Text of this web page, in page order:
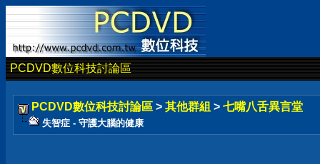
PCDVD數位科技討論區
PCDVD數位科技討論區 > 其他群組 > 七嘴八舌異言堂
失智症 - 守護大腦的健康